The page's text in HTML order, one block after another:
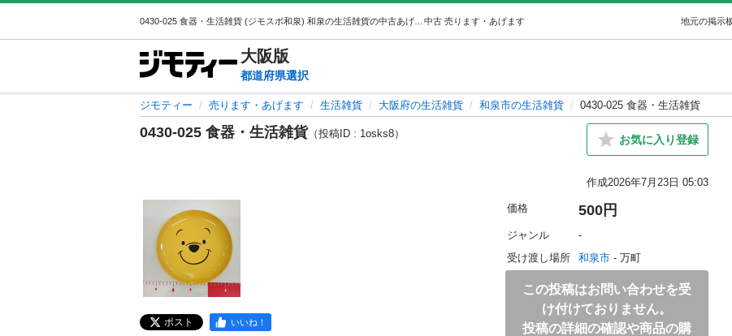
中古 売ります・あげます 地元の掲示
大阪版
都道府県選択
ジモティー 売ります・あげます 生活雑貨 大阪府の生活雑貨 和泉市の生活雑貨 0430-025 食器・生活雑貨
0430-025 食器・生活雑貨 （投稿ID : 1osks8） お気に入り登録
作成2026年7月23日 05:03
ポスト いいね！
価格 500円
ジャンル
-
受け渡し場所
和泉市 - 万町
この投稿はお問い合わせを受
け付けておりません。
投稿の詳細の確認や商品の購